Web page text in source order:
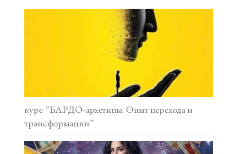
курс “БАРДО-архетипы. Опыт перехода и
трансформации”